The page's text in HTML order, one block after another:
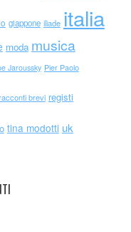
giappone iliade italia
moda musica
Jaroussky Pier Paolo
brevi registi
tina modotti uk